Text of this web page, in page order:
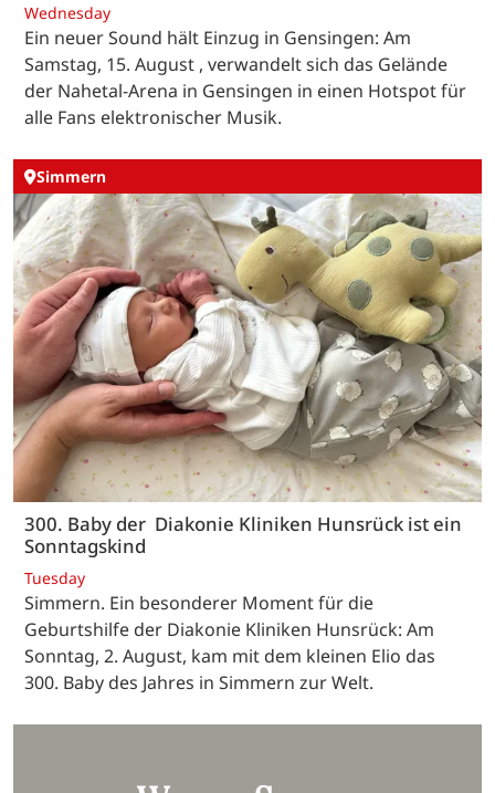
Wednesday
Ein neuer Sound hält Einzug in Gensingen: Am
Samstag, 15. August , verwandelt sich das Gelände
der Nahetal-Arena in Gensingen in einen Hotspot für
alle Fans elektronischer Musik.
Simmern
300. Baby der Diakonie Kliniken Hunsrück ist ein
Sonntagskind
Tuesday
Simmern. Ein besonderer Moment für die
Geburtshilfe der Diakonie Kliniken Hunsrück: Am
Sonntag, 2. August, kam mit dem kleinen Elio das
300. Baby des Jahres in Simmern zur Welt.